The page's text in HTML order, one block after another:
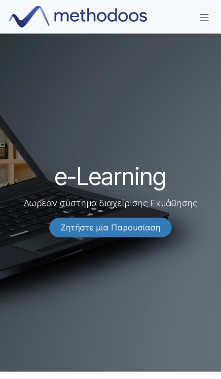
Skip to Content
e-Learning
Δωρεάν σύστημα διαχείρισης Εκμάθησης
Ζητήστε μία Παρουσίαση